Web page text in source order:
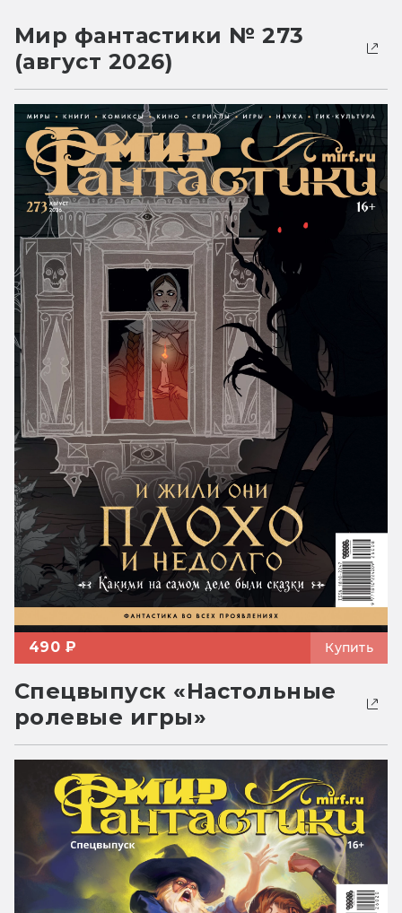
Мир фантастики № 273
(август 2026)
490 ₽ Купить
Спецвыпуск «Настольные
ролевые игры»